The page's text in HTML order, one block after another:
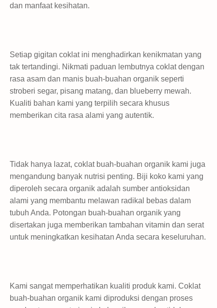
dan manfaat kesihatan.
Setiap gigitan coklat ini menghadirkan kenikmatan yang
tak tertandingi. Nikmati paduan lembutnya coklat dengan
rasa asam dan manis buah-buahan organik seperti
stroberi segar, pisang matang, dan blueberry mewah.
Kualiti bahan kami yang terpilih secara khusus
memberikan cita rasa alami yang autentik.
Tidak hanya lazat, coklat buah-buahan organik kami juga
mengandung banyak nutrisi penting. Biji koko kami yang
diperoleh secara organik adalah sumber antioksidan
alami yang membantu melawan radikal bebas dalam
tubuh Anda. Potongan buah-buahan organik yang
disertakan juga memberikan tambahan vitamin dan serat
untuk meningkatkan kesihatan Anda secara keseluruhan.
Kami sangat memperhatikan kualiti produk kami. Coklat
buah-buahan organik kami diproduksi dengan proses